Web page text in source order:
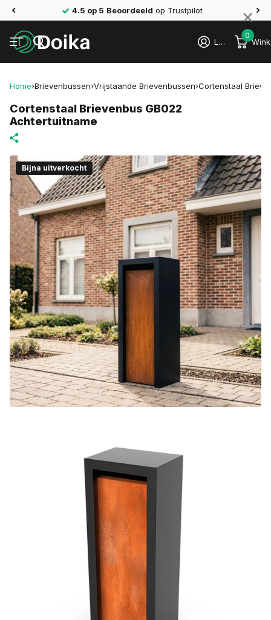
4.5 op 5 Beoordeeld op Trustpilot
Login
0
Home›Brievenbussen›Vrijstaande Brievenbussen›Cortenstaal
Cortenstaal Brievenbus GB022
Achtertuitname
Bijna uitverkocht
×